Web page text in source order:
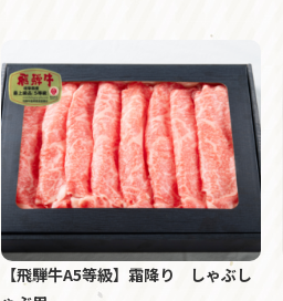
【飛騨牛A5等級】霜降り しゃぶし